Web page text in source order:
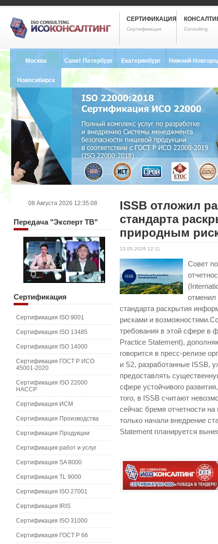
СЕРТИФИКАЦИЯ
Сертификация Consulting
Москва Санкт Петербург
8 (812) 748-2493
Екатеринбург
8 (343) 237-2593
Нижний
Новосибирск
8 (383) 227-8449
ISSB отложил
стандарта
природным
13.05.2026 12:11
Совет
отменил
стандарта раскрытия
рисками и
требования в этой сфере в
Practice Statement),
говорится в пресс-релизе
и S2, разработанные ISSB,
предоставлять
сфере устойчивого
того, в ISSB считают
сейчас бремя отчетности
только начали внедрение
Statement планируется
08 Августа 2026 12:35:08
Передача"Эксперт ТВ"
Сертификация
Сертификация ISO 9001
Сертификация ISO 13485
Сертификация ISO 14000
Сертификация ГОСТ Р ИСО
45001-2020
Сертификация ISO 22000
HACCP
Сертификация ИСМ
Сертификация Производства
Сертификация Продукции
Сертификация работ и услуг
Сертификация SA 8000
Сертификация TL 9000
Сертификация ISO 27001
Сертификация IRIS
Сертификация ISO 31000
Сертификация ГОСТ Р 66